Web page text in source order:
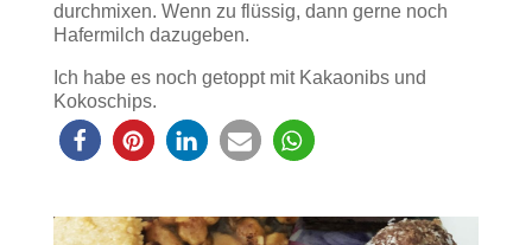
durchmixen. Wenn zu flüssig, dann gerne noch
Hafermilch dazugeben.
Ich habe es noch getoppt mit Kakaonibs und
Kokoschips.
2